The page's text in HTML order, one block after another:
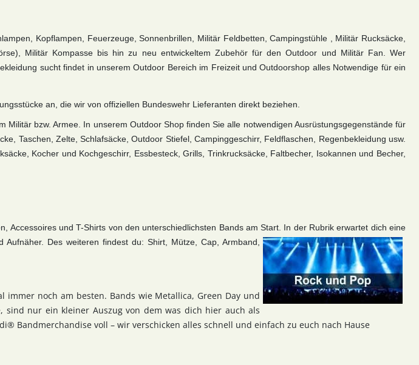
Kopflampen, Feuerzeuge, Sonnenbrillen, Militär Feldbetten, Campingstühle , Militär Rucksäcke,
Militär Kompasse bis hin zu neu entwickeltem Zubehör für den Outdoor und Militär Fan. Wer
sucht findet in unserem Outdoor Bereich im Freizeit und Outdoorshop alles Notwendige für ein
an, die wir von offiziellen Bundeswehr Lieferanten direkt beziehen.
Militär bzw. Armee. In unserem Outdoor Shop finden Sie alle notwendigen Ausrüstungsgegenstände für
Taschen, Zelte, Schlafsäcke, Outdoor Stiefel, Campinggeschirr, Feldflaschen, Regenbekleidung usw.
Kocher und Kochgeschirr, Essbesteck, Grills, Trinkrucksäcke, Faltbecher, Isokannen und Becher,
und T-Shirts von den unterschiedlichsten Bands am Start. In der Rubrik erwartet dich eine
Aufnäher. Des weiteren findest du: Shirt, Mütze, Cap, Armband,
noch am besten. Bands wie Metallica, Green Day und
sind nur ein kleiner Auszug von dem was dich hier auch als
Bandmerchandise voll – wir verschicken alles schnell und einfach zu euch nach Hause